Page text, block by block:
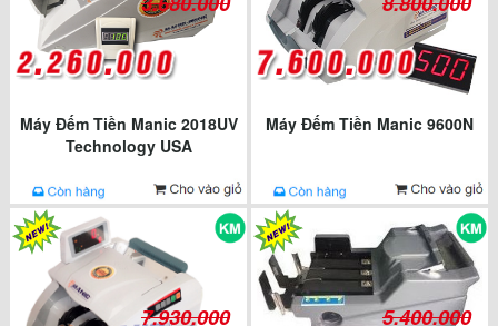
Máy Đếm Tiền Manic 2018UV
Technology USA
Máy Đếm Tiền Manic 9600N
7.930.000 5.400.000